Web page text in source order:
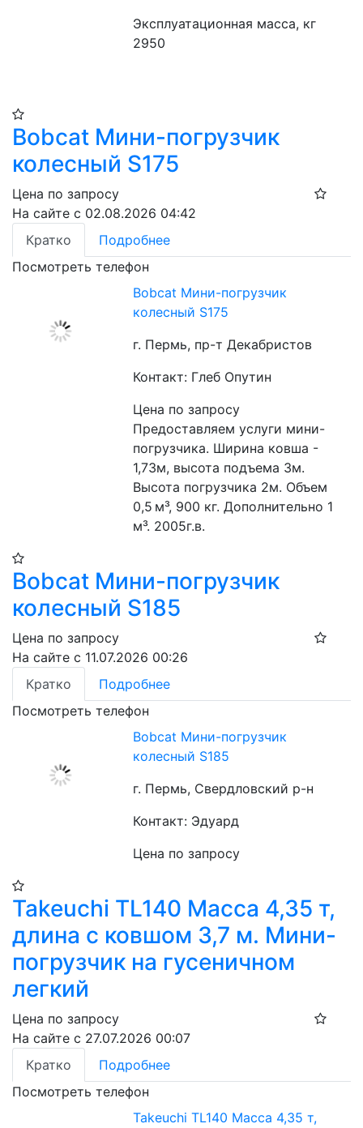
Эксплуатационная масса, кг
2950
Bobcat Мини-погрузчик
колесный S175
Цена по запросу
На сайте с 02.08.2026 04:42
Кратко
Подробнее
Посмотреть телефон
Bobcat Мини-погрузчик
колесный S175
г. Пермь, пр-т Декабристов
Контакт: Глеб Опутин
Цена по запросу
Предоставляем услуги мини-
погрузчика. Ширина ковша -
1,73м, высота подъема 3м.
Высота погрузчика 2м. Объем
0,5 м³, 900 кг. Дополнительно 1
м³. 2005г.в.
Bobcat Мини-погрузчик
колесный S185
Цена по запросу
На сайте с 11.07.2026 00:26
Кратко
Подробнее
Посмотреть телефон
Bobcat Мини-погрузчик
колесный S185
г. Пермь, Свердловский р-н
Контакт: Эдуард
Цена по запросу
Takeuchi TL140 Масса 4,35 т,
длина с ковшом 3,7 м. Мини-
погрузчик на гусеничном
легкий
Цена по запросу
На сайте с 27.07.2026 00:07
Кратко
Подробнее
Посмотреть телефон
Takeuchi TL140 Масса 4,35 т,